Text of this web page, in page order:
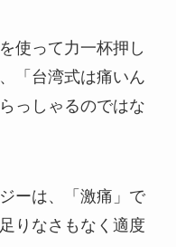
使って力一杯押し
「台湾式は痛いん
っしゃるのではな
ーは、「激痛」で
りなさもなく適度